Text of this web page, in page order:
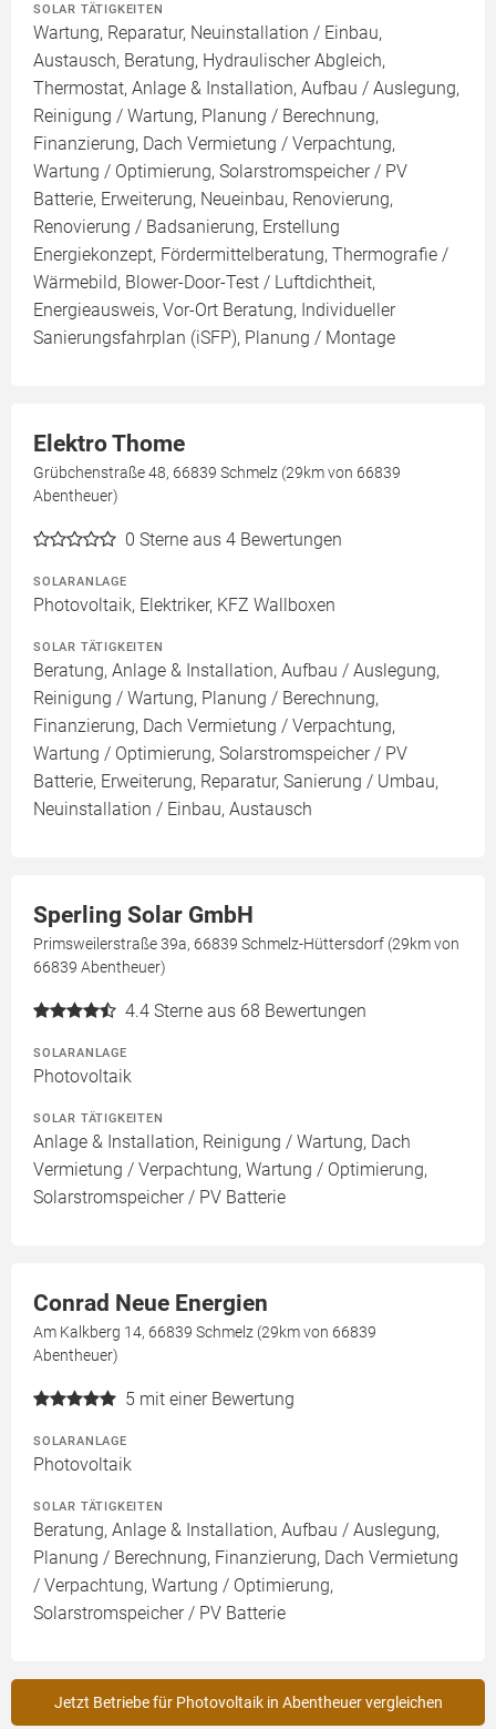
SOLAR TÄTIGKEITEN
Wartung, Reparatur, Neuinstallation / Einbau,
Austausch, Beratung, Hydraulischer Abgleich,
Thermostat, Anlage & Installation, Aufbau / Auslegung,
Reinigung / Wartung, Planung / Berechnung,
Finanzierung, Dach Vermietung / Verpachtung,
Wartung / Optimierung, Solarstromspeicher / PV
Batterie, Erweiterung, Neueinbau, Renovierung,
Renovierung / Badsanierung, Erstellung
Energiekonzept, Fördermittelberatung, Thermografie /
Wärmebild, Blower-Door-Test / Luftdichtheit,
Energieausweis, Vor-Ort Beratung, Individueller
Sanierungsfahrplan (iSFP), Planung / Montage
Elektro Thome
Grübchenstraße 48, 66839 Schmelz (29km von 66839
Abentheuer)
0 Sterne aus 4 Bewertungen
SOLARANLAGE
Photovoltaik, Elektriker, KFZ Wallboxen
SOLAR TÄTIGKEITEN
Beratung, Anlage & Installation, Aufbau / Auslegung,
Reinigung / Wartung, Planung / Berechnung,
Finanzierung, Dach Vermietung / Verpachtung,
Wartung / Optimierung, Solarstromspeicher / PV
Batterie, Erweiterung, Reparatur, Sanierung / Umbau,
Neuinstallation / Einbau, Austausch
Sperling Solar GmbH
Primsweilerstraße 39a, 66839 Schmelz-Hüttersdorf (29km von
66839 Abentheuer)
4.4 Sterne aus 68 Bewertungen
SOLARANLAGE
Photovoltaik
SOLAR TÄTIGKEITEN
Anlage & Installation, Reinigung / Wartung, Dach
Vermietung / Verpachtung, Wartung / Optimierung,
Solarstromspeicher / PV Batterie
Conrad Neue Energien
Am Kalkberg 14, 66839 Schmelz (29km von 66839
Abentheuer)
5 mit einer Bewertung
SOLARANLAGE
Photovoltaik
SOLAR TÄTIGKEITEN
Beratung, Anlage & Installation, Aufbau / Auslegung,
Planung / Berechnung, Finanzierung, Dach Vermietung
/ Verpachtung, Wartung / Optimierung,
Solarstromspeicher / PV Batterie
Jetzt Betriebe für Photovoltaik in Abentheuer vergleichen